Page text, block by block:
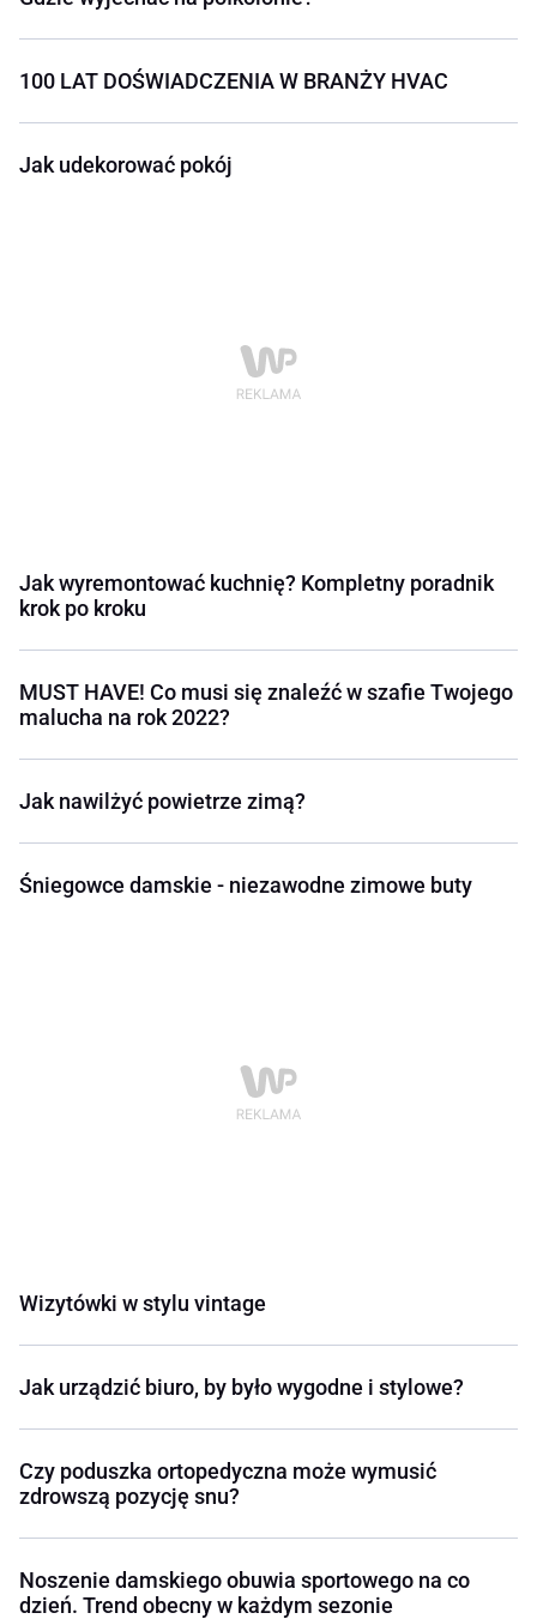
100 LAT DOŚWIADCZENIA W BRANŻY HVAC
Jak udekorować pokój
Jak wyremontować kuchnię? Kompletny poradnik
krok po kroku
MUST HAVE! Co musi się znaleźć w szafie Twojego
malucha na rok 2022?
Jak nawilżyć powietrze zimą?
Śniegowce damskie - niezawodne zimowe buty
Wizytówki w stylu vintage
Jak urządzić biuro, by było wygodne i stylowe?
Czy poduszka ortopedyczna może wymusić
zdrowszą pozycję snu?
Noszenie damskiego obuwia sportowego na co
dzień. Trend obecny w każdym sezonie